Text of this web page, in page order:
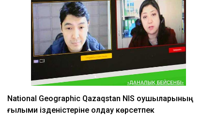
National Geographic Qazaqstan NIS оқушыларының
ғылыми ізденістеріне қолдау көрсетпек